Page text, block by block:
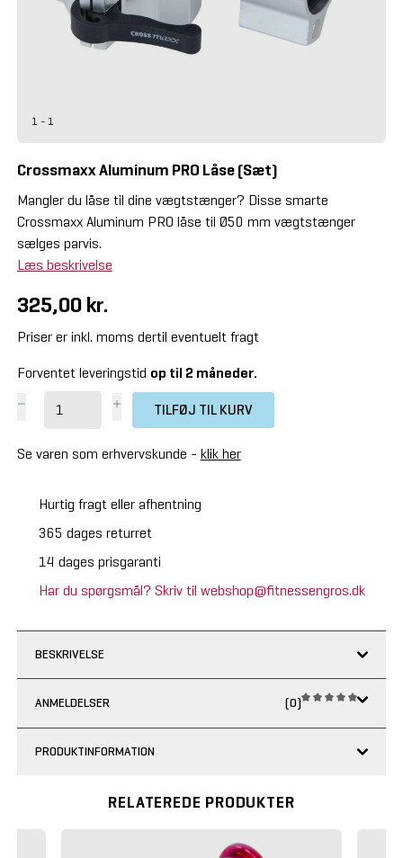
1 - 1
Crossmaxx Aluminum PRO Låse (Sæt)
Mangler du låse til dine vægtstænger? Disse smarte
Crossmaxx Aluminum PRO låse til Ø50 mm vægtstænger
sælges parvis.
Læs beskrivelse
325,00 kr.
Priser er inkl. moms dertil eventuelt fragt
Forventet leveringstid op til 2 måneder.
TILFØJ TIL KURV
Se varen som erhvervskunde - klik her
Hurtig fragt eller afhentning
365 dages returret
14 dages prisgaranti
Har du spørgsmål? Skriv til webshop@fitnessengros.dk
BESKRIVELSE
ANMELDELSER (0)
PRODUKTINFORMATION
RELATEREDE PRODUKTER